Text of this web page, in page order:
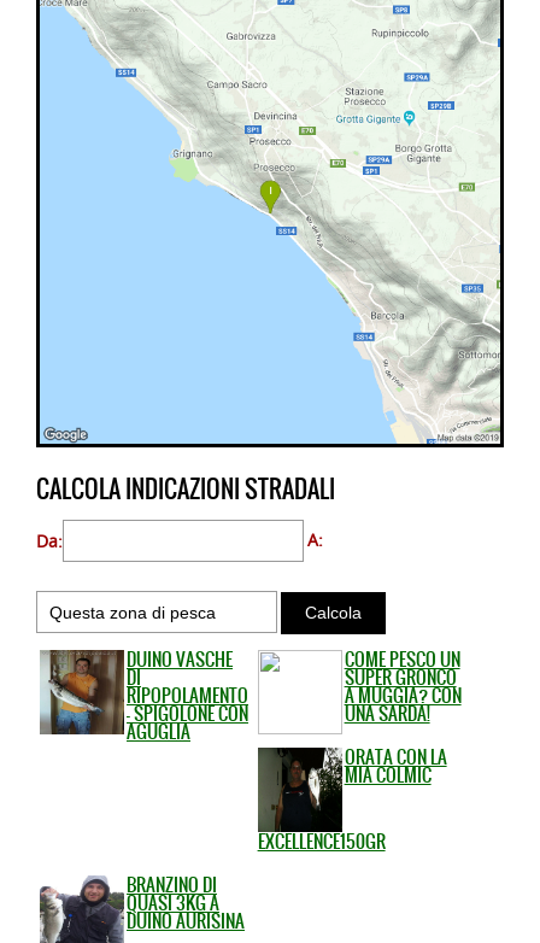
CALCOLA INDICAZIONI STRADALI
Da: A:
DUINO VASCHE
DI
RIPOPOLAMENTO
- SPIGOLONE CON
AGUGLIA
COME PESCO UN
SUPER GRONCO
A MUGGIA? CON
UNA SARDA!
ORATA CON LA
MIA COLMIC
EXCELLENCE150GR
BRANZINO DI
QUASI 3KG A
DUINO AURISINA